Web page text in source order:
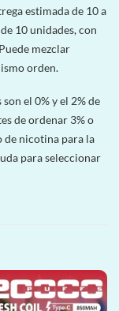
estimada de 10 a
10 unidades, con
mezclar
orden.
el 0% y el 2% de
de ordenar 3% o
de nicotina para la
para seleccionar